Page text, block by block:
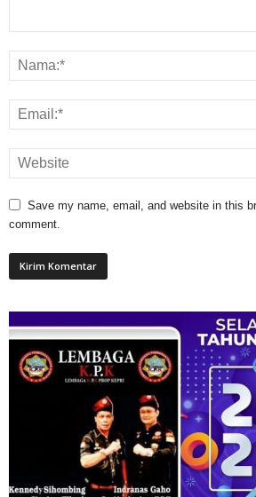
Save my name, email, and website in this
comment.